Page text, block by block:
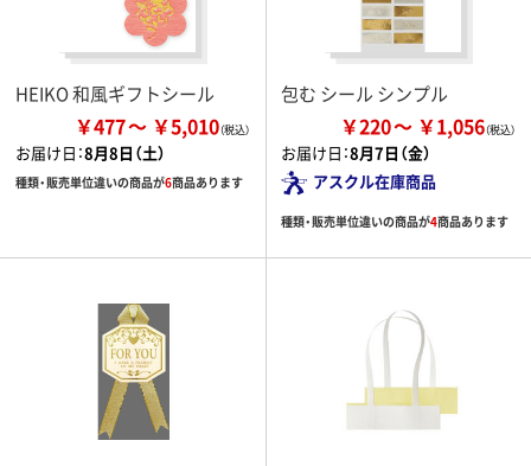
HEIKO 和風ギフトシール
￥477 ￥5,010
お届け日：8月8日（土）
種類・販売単位違いの商品が6商品あります
包む シール シンプル
￥220 ￥1,056
お届け日：8月7日（金）
アスクル在庫商品
種類・販売単位違いの商品が4商品あります